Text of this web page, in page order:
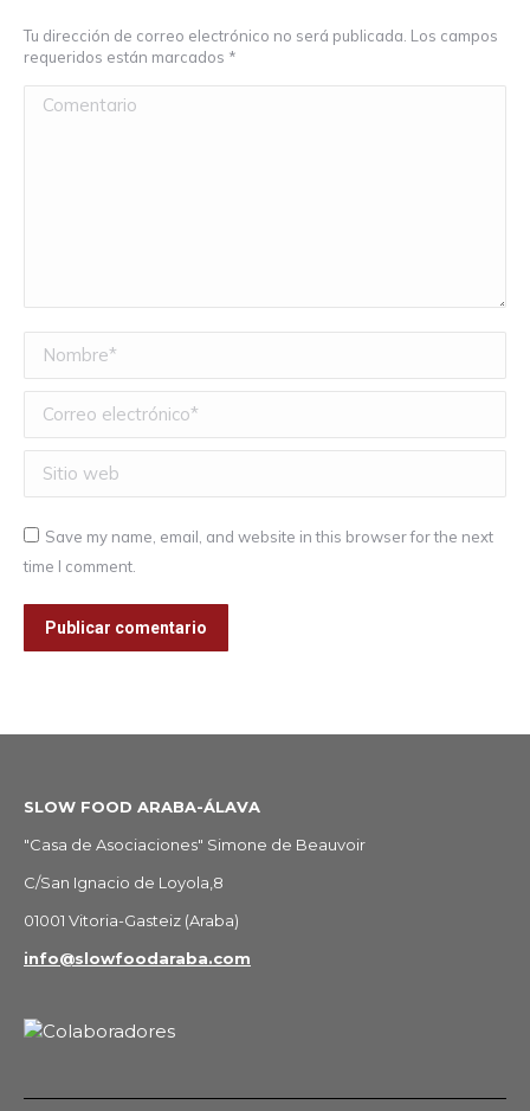
Tu dirección de correo electrónico no será publicada. Los campos
requeridos están marcados *
Comentario
Nombre *
Correo electrónico *
Sitio web
Save my name, email, and website in this browser for the next
time I comment.
Publicar comentario
SLOW FOOD ARABA-ÁLAVA
"Casa de Asociaciones" Simone de Beauvoir
C/San Ignacio de Loyola,8
01001 Vitoria-Gasteiz (Araba)
info@slowfoodaraba.com